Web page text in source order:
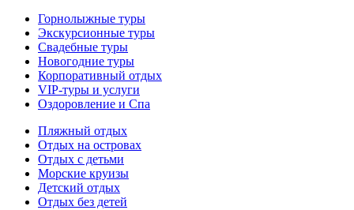
Горнолыжные туры
Экскурсионные туры
Свадебные туры
Новогодние туры
Корпоративный отдых
VIP-туры и услуги
Оздоровление и Спа
Пляжный отдых
Отдых на островах
Отдых с детьми
Морские круизы
Детский отдых
Отдых без детей